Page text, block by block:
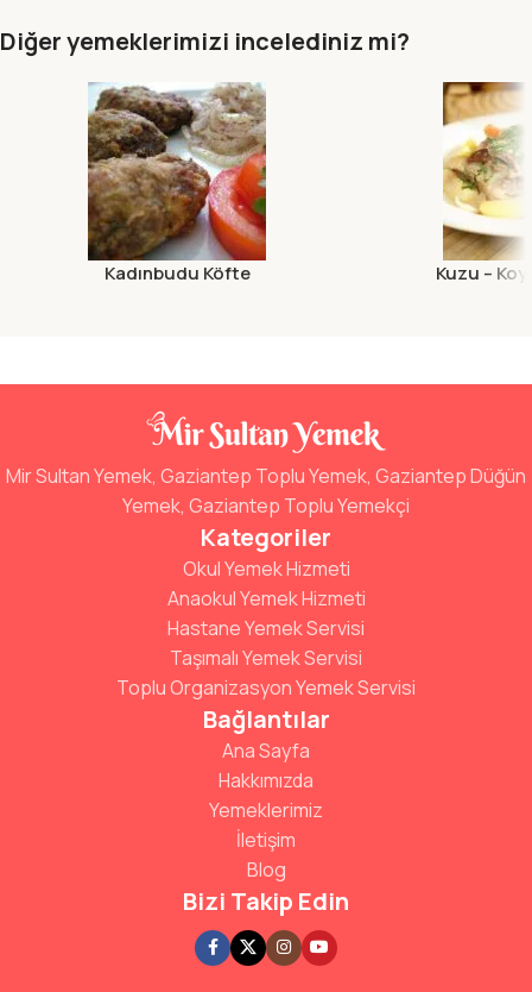
Diğer yemeklerimizi incelediniz mi?
Kadınbudu Köfte Kuzu –
Mir Sultan Yemek, Gaziantep Toplu Yemek, Gaziantep Düğün
Yemek, Gaziantep Toplu Yemekçi
Kategoriler
Okul Yemek Hizmeti
Anaokul Yemek Hizmeti
Hastane Yemek Servisi
Taşımalı Yemek Servisi
Toplu Organizasyon Yemek Servisi
Bağlantılar
Ana Sayfa
Hakkımızda
Yemeklerimiz
İletişim
Blog
Bizi Takip Edin